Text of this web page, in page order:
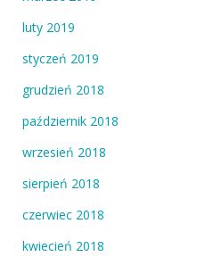
luty 2019
styczeń 2019
grudzień 2018
październik 2018
wrzesień 2018
sierpień 2018
czerwiec 2018
kwiecień 2018